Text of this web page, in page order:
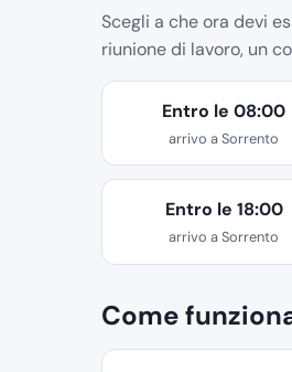
Scegli a che ora devi
riunione di lavoro, un
Entro le 08:00
arrivo a Sorrento
Entro le 18:00
arrivo a Sorrento
Come